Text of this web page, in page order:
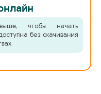
чтобы начать
без скачивания